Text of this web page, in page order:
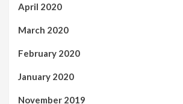
April 2020
March 2020
February 2020
January 2020
November 2019